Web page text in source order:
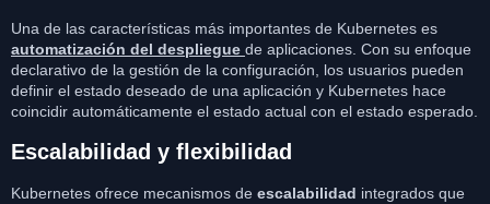
Una de las características más importantes de Kubernetes es
automatización del despliegue de aplicaciones. Con su enfoque
declarativo de la gestión de la configuración, los usuarios pueden
definir el estado deseado de una aplicación y Kubernetes hace
coincidir automáticamente el estado actual con el estado esperado.
Escalabilidad y flexibilidad
Kubernetes ofrece mecanismos de escalabilidad integrados que